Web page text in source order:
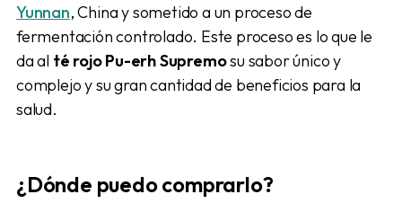
Yunnan, China y sometido a un proceso de
fermentación controlado. Este proceso es lo que le
da al té rojo Pu-erh Supremosu sabor único y
complejo y su gran cantidad de beneficios para la
salud.
¿Dónde puedo comprarlo?